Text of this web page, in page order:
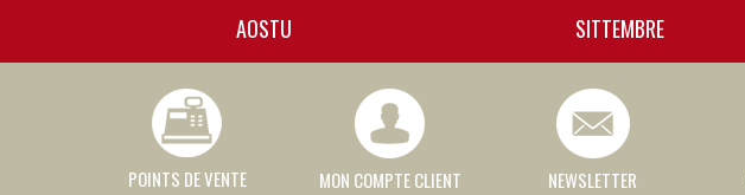
AOSTU SITTEMBRE
POINTS DE VENTE MON COMPTE CLIENT NEWSLETTER